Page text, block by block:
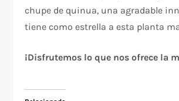
chupe de quinua, una agradable
tiene como estrella a esta planta
¡Disfrutemos lo que nos ofrece la